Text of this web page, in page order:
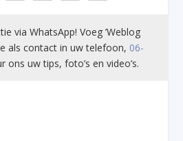
via WhatsApp! Voeg ’Weblog
als contact in uw telefoon, 06-
ons uw tips, foto’s en video’s.